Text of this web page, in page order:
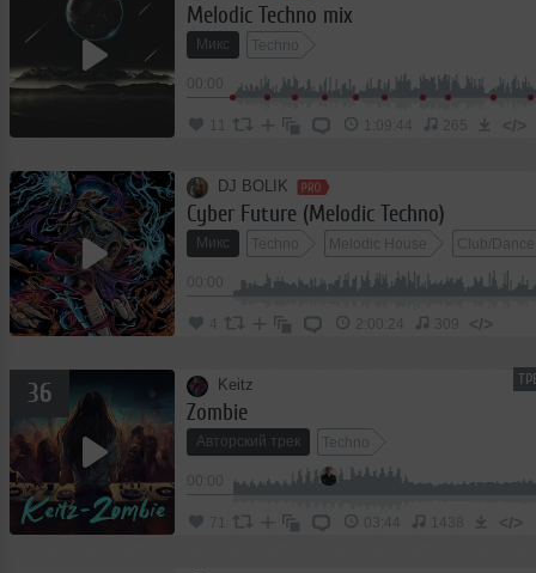
Melodic Techno mix
Микс Techno
1:09:44 265 </>
DJ BOLIK
Cyber Future (Melodic Techno)
Микс Techno Melodic House Club/Dance
2:00:24 309 </>
36 Keitz
Zombie
Авторский трек Techno
71 03:44 1438 </>